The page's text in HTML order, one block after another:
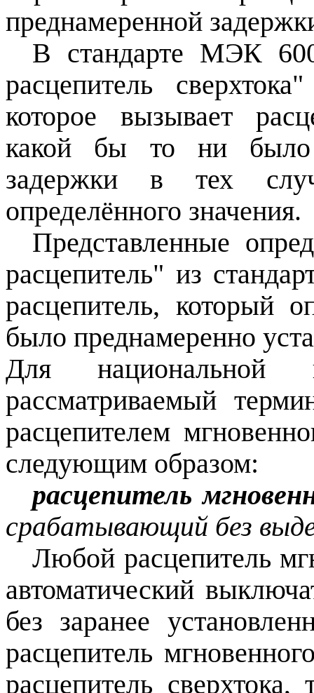
преднамеренной
В стандарте МЭК
расцепитель
которое вызывает
какой бы то ни было
задержки в тех
определённого значения.
Представленные
расцепитель" из
расцепитель, который
было преднамеренно
Для национальной
рассматриваемый
расцепителем
следующим образом:
расцепитель
срабатывающий без
Любой расцепитель
автоматический
без заранее
расцепитель
расцепитель